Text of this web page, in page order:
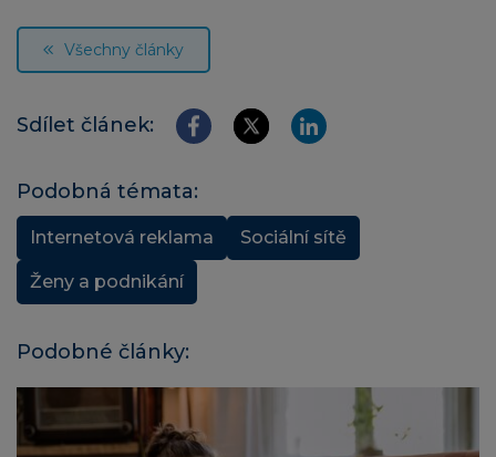
Všechny články
Sdílet článek:
Podobná témata:
Internetová reklama Sociální sítě
Ženy a podnikání
Podobné články: